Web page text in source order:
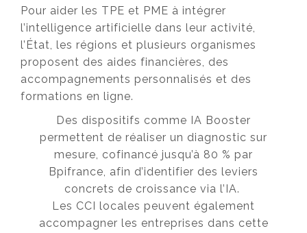
Pour aider les TPE et PME à intégrer
l’intelligence artificielle dans leur activité,
l’État, les régions et plusieurs organismes
proposent des aides financières, des
accompagnements personnalisés et des
formations en ligne.
Des dispositifs comme IA Booster
permettent de réaliser un diagnostic sur
mesure, cofinancé jusqu’à 80 % par
Bpifrance, afin d’identifier des leviers
concrets de croissance via l’IA.
Les CCI locales peuvent également
accompagner les entreprises dans cette